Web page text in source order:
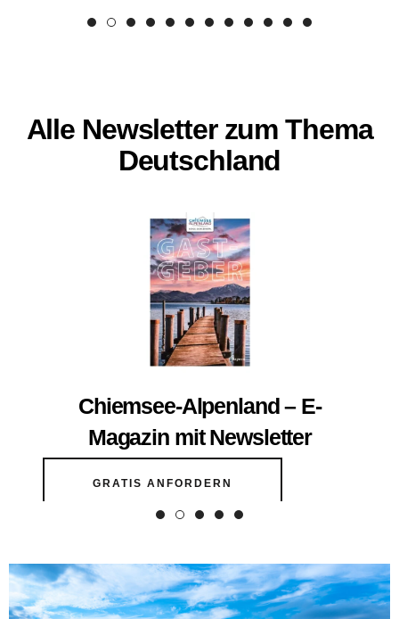
Alle Newsletter zum Thema
Deutschland
Chiemsee-Alpenland – E-
Magazin mit Newsletter
GRATIS ANFORDERN